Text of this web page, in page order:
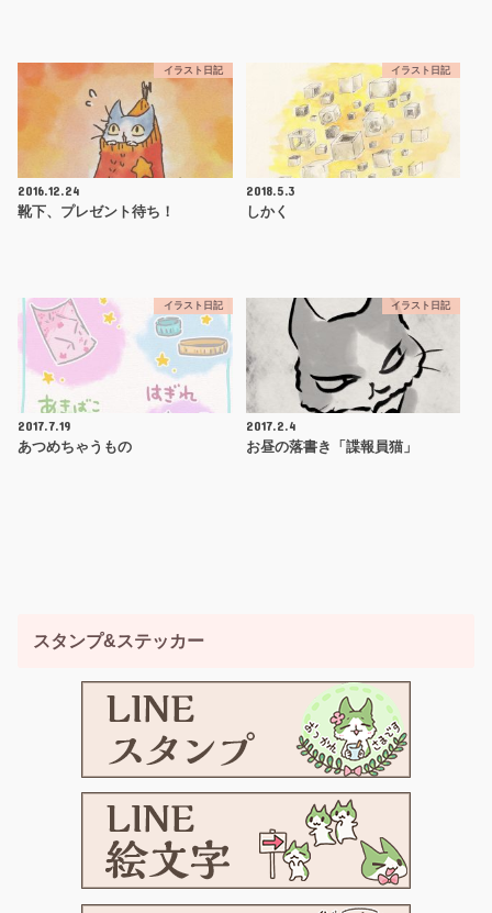
イラスト日記
2016.12.24
靴下、プレゼント待ち！
イラスト日記
2018.5.3
しかく
イラスト日記
2017.7.19
あつめちゃうもの
イラスト日記
2017.2.4
お昼の落書き「諜報員猫」
スタンプ&ステッカー